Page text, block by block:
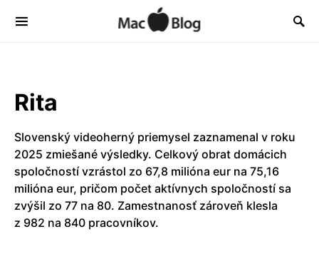
Rita
Slovenský videoherný priemysel zaznamenal v roku
2025 zmiešané výsledky. Celkový obrat domácich
spoločností vzrástol zo 67,8 milióna eur na 75,16
milióna eur, pričom počet aktívnych spoločností sa
zvýšil zo 77 na 80. Zamestnanosť zároveň klesla
z 982 na 840 pracovníkov.